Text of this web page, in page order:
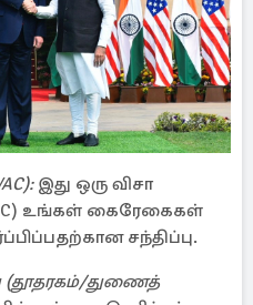
இது ஒரு விசா
உங்கள் கைரேகைகள்
சந்திப்பு.
(தூதரகம்/துணைத்